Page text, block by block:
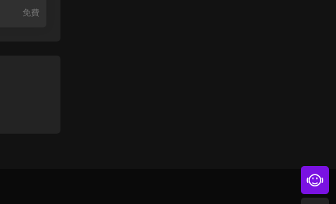
免費